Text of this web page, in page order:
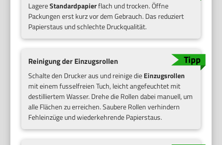
LagereStandardpapierflach und trocken. Öffne
Packungen erst kurz vor dem Gebrauch. Das reduziert
Papierstaus und schlechte Druckqualität.
Reinigung der Einzugsrollen
Schalte den Drucker aus und reinige dieEinzugsrollen
mit einem fusselfreien Tuch, leicht angefeuchtet mit
destilliertem Wasser. Drehe die Rollen dabei manuell, um
alle Flächen zu erreichen. Saubere Rollen verhindern
Fehleinzüge und wiederkehrende Papierstaus.